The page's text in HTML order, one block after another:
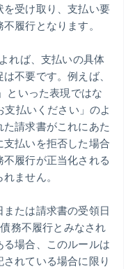
受け取り、支払い要
履行となります。
れば、支払いの具体
不要です。例えば、
といった表現ではな
支払いください」のよ
請求書がこれにあた
払いを拒否した場合
履行が正当化される
ません。
たは請求書の受領日
務不履行とみなされ
場合、このルールは
れている場合に限り